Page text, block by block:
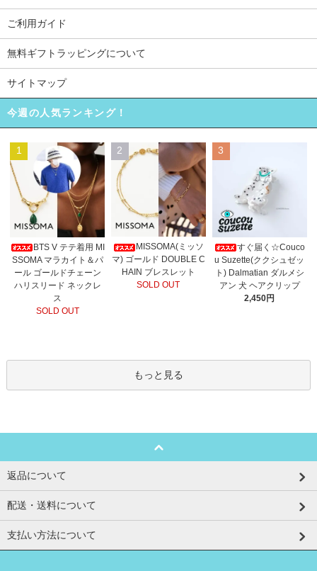
ご利用ガイド
無料ギフトラッピングについて
サイトマップ
今週の人気ランキング！
1
BTS V テテ着用 MI
SSOMA マラカイト＆パ
ール ゴールドチェーン
ハリスリード ネックレ
ス
SOLD OUT
2
MISSOMA(ミッソ
マ) ゴールド DOUBLE C
HAIN ブレスレット
SOLD OUT
3
すぐ届く☆Couco
u Suzette(ククシュゼッ
ト) Dalmatian ダルメシ
アン 犬 ヘアクリップ
2,450円
もっと見る
返品について
配送・送料について
支払い方法について